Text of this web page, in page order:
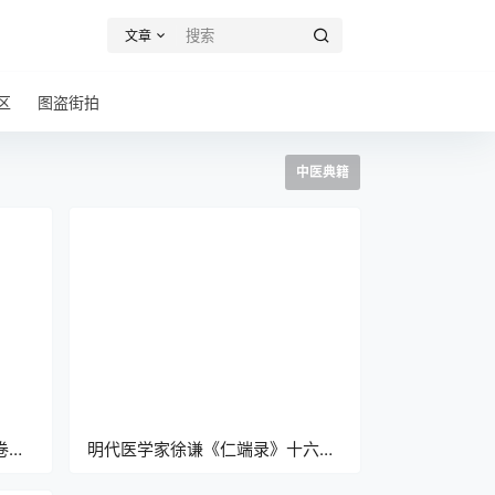
文章
图盗街拍
中医典籍
明代医学家徐谦《仁端录》十六卷